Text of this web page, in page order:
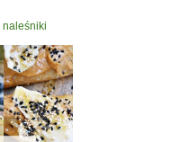
naleśniki